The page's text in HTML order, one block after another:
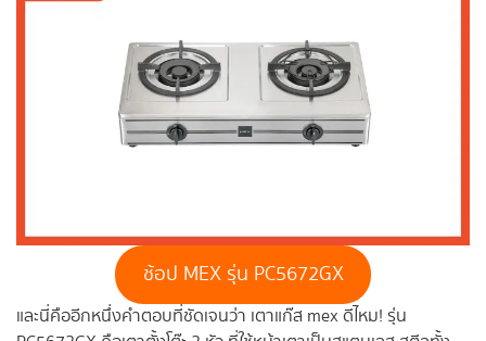
ช้อป MEX รุ่น PC5672GX
และนี่คืออีกหนึ่งคำตอบที่ชัดเจนว่า เตาแก๊ส mex ดีไหม! รุ่น